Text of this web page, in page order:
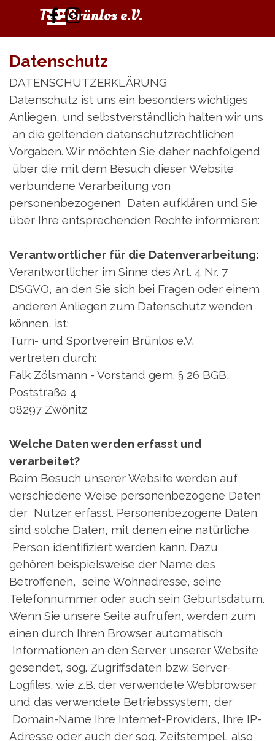
TSV Brünlos e.V.
Menü überspringen
Datenschutz
DATENSCHUTZERKLÄRUNG
Datenschutz ist uns ein besonders wichtiges
Anliegen, und selbstverständlich halten wir uns
an die geltenden datenschutzrechtlichen
Vorgaben. Wir möchten Sie daher nachfolgend
über die mit dem Besuch dieser Website
verbundene Verarbeitung von
personenbezogenen Daten aufklären und Sie
über Ihre entsprechenden Rechte informieren:
Verantwortlicher für die Datenverarbeitung:
Verantwortlicher im Sinne des Art. 4 Nr. 7
DSGVO, an den Sie sich bei Fragen oder einem
anderen Anliegen zum Datenschutz wenden
können, ist:
Turn- und Sportverein Brünlos e.V.
vertreten durch:
Falk Zölsmann - Vorstand gem. § 26 BGB,
Poststraße 4
08297 Zwönitz
Welche Daten werden erfasst und
verarbeitet?
Beim Besuch unserer Website werden auf
verschiedene Weise personenbezogene Daten
der Nutzer erfasst. Personenbezogene Daten
sind solche Daten, mit denen eine natürliche
Person identifiziert werden kann. Dazu
gehören beispielsweise der Name des
Betroffenen, seine Wohnadresse, seine
Telefonnummer oder auch sein Geburtsdatum.
Wenn Sie unsere Seite aufrufen, werden zum
einen durch Ihren Browser automatisch
Informationen an den Server unserer Website
gesendet, sog. Zugriffsdaten bzw. Server-
Logfiles, wie z.B. der verwendete Webbrowser
und das verwendete Betriebssystem, der
Domain-Name Ihre Internet-Providers, Ihre IP-
Adresse oder auch der sog. Zeitstempel, also